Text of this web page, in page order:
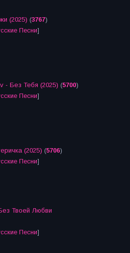
(2025) (3767)
Песни]
- Без Тебя (2025) (5700)
Песни]
(2025) (5706)
Песни]
Твоей Любви
Песни]